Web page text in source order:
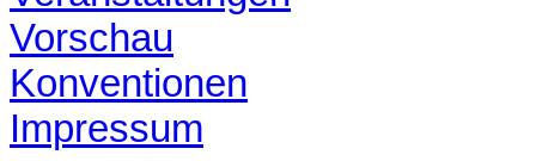
Vorschau
Konventionen
Impressum